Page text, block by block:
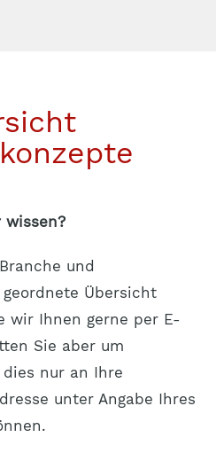
wissen?
und
Übersicht
wir Ihnen gerne per E-
Sie aber um
nur an Ihre
unter Angabe Ihres